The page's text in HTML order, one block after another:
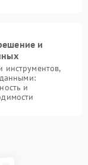
и
инструментов,
и